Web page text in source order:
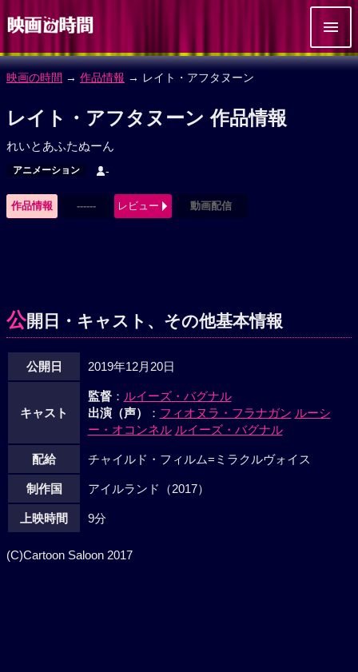
映画の時間 → 作品情報 → レイト・アフタヌーン
レイト・アフタヌーン 作品情報
れいとあふたぬーん
アニメーション -
作品情報 ------ レビュー 動画配信
公開日・キャスト、その他基本情報
公開日 2019年12月20日
キャスト
監督： ルイーズ・バグナル
出演（声）
： フィオヌラ・フラナガン ルーシ
ー・オコンネル ルイーズ・バグナル
配給 チャイルド・フィルム=ミラクルヴォイス
制作国 アイルランド（2017）
上映時間 9分
(C)Cartoon Saloon 2017